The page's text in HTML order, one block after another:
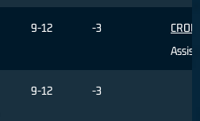
9-12 -3
Assist
9-12 -3